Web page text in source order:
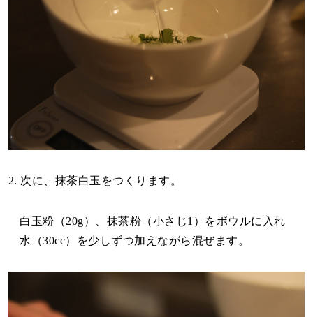
2. 次に、抹茶白玉をつくります。
白玉粉（20g）、抹茶粉（小さじ1）をボウルに入れ
水（30cc）を少しずつ加えながら混ぜます。